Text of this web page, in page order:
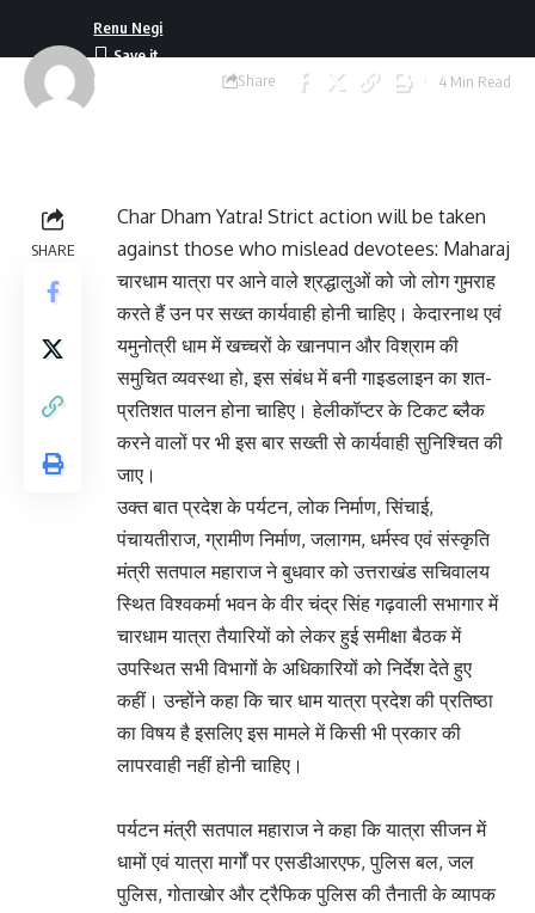
Last updated:
Renu Negi
Share 4 Min Read
SHARE
Char Dham Yatra! Strict action will be taken
against those who mislead devotees: Maharaj
चारधाम यात्रा पर आने वाले श्रद्धालुओं को जो लोग गुमराह
करते हैं उन पर सख्त कार्यवाही होनी चाहिए। केदारनाथ एवं
यमुनोत्री धाम में खच्चरों के खानपान और विश्राम की
समुचित व्यवस्था हो, इस संबंध में बनी गाइडलाइन का शत-
प्रतिशत पालन होना चाहिए। हेलीकॉप्टर के टिकट ब्लैक
करने वालों पर भी इस बार सख्ती से कार्यवाही सुनिश्चित की
जाए।
उक्त बात प्रदेश के पर्यटन, लोक निर्माण, सिंचाई,
पंचायतीराज, ग्रामीण निर्माण, जलागम, धर्मस्व एवं संस्कृति
मंत्री सतपाल महाराज ने बुधवार को उत्तराखंड सचिवालय
स्थित विश्वकर्मा भवन के वीर चंद्र सिंह गढ़वाली सभागार में
चारधाम यात्रा तैयारियों को लेकर हुई समीक्षा बैठक में
उपस्थित सभी विभागों के अधिकारियों को निर्देश देते हुए
कहीं। उन्होंने कहा कि चार धाम यात्रा प्रदेश की प्रतिष्ठा
का विषय है इसलिए इस मामले में किसी भी प्रकार की
लापरवाही नहीं होनी चाहिए।
पर्यटन मंत्री सतपाल महाराज ने कहा कि यात्रा सीजन में
धामों एवं यात्रा मार्गों पर एसडीआरएफ, पुलिस बल, जल
पुलिस, गोताखोर और ट्रैफिक पुलिस की तैनाती के व्यापक